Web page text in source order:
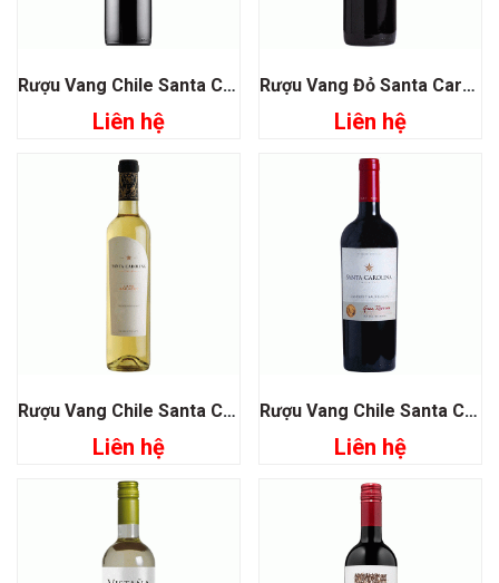
Rượu Vang Chile Santa Carolina Estrellas Cabernet Sauvignon
Liên hệ
Rượu Vang Đỏ Santa Carolina Vistana Sauvignon Merlot
Liên hệ
Rượu Vang Chile Santa Carolina Late Harvest Sauvignon Blanc
Liên hệ
Rượu Vang Chile Santa Carolina Gran Reserva Cabernet Sauvignon
Liên hệ